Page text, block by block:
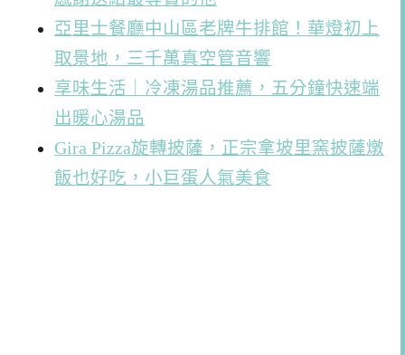
亞里士餐廳中山區老牌牛排館！華燈初上
取景地，三千萬真空管音響
享味生活｜冷凍湯品推薦，五分鐘快速端
出暖心湯品
Gira Pizza旋轉披薩，正宗拿坡里窯披薩燉
飯也好吃，小巨蛋人氣美食